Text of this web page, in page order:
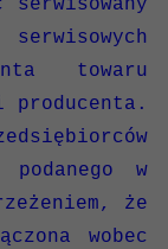
towaru
producenta.
w
że
wobec